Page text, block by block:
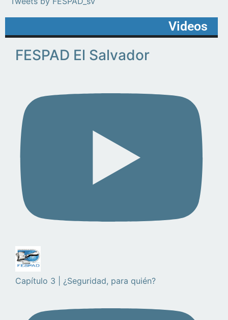
Videos
FESPAD El Salvador
Capítulo 3 | ¿Seguridad, para quién?